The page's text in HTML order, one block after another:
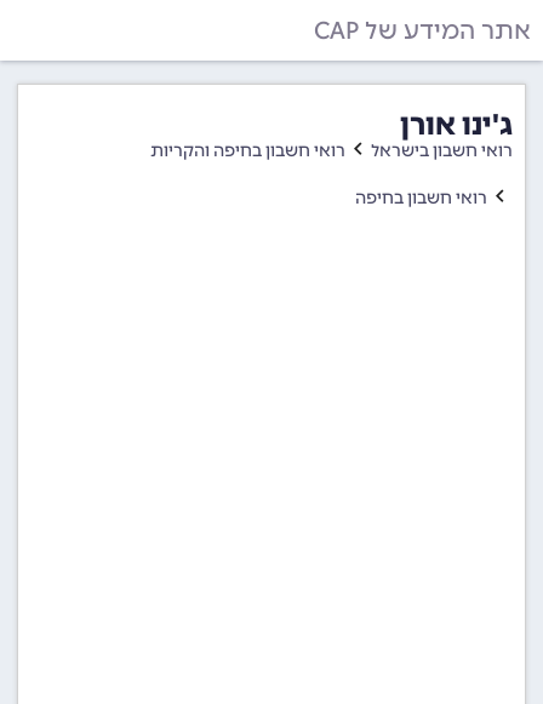
אתר המידע של CAP
ג'ינו אורן
רואי חשבון בישראל רואי חשבון בחיפה והקריות
רואי חשבון בחיפה